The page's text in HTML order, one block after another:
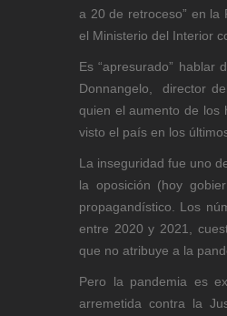
a 20 de retroceso” en la
el Ministerio del Interior
Es “apresurado”
Donnangelo, director
quien el aumento de los
visto el país en los
La inseguridad fue uno
la oposición (hoy
propagandístico. Los
entre 2020 y 2021,
que no atribuye a la
Pero la pandemia es
arremetida contra la